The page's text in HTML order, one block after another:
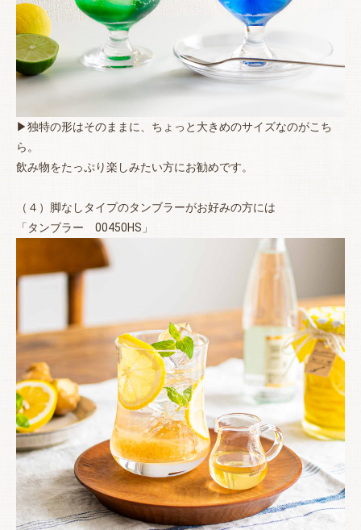
お買い物を続ける カートへ進む
▶独特の形はそのままに、ちょっと大きめのサイズなのがこち
ら。
飲み物をたっぷり楽しみたい方にお勧めです。
（４）脚なしタイプのタンブラーがお好みの方には
「タンブラー 00450HS」